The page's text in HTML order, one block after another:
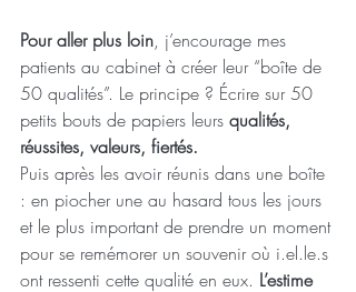
Pour aller plus loin, j’encourage mes
patients au cabinet à créer leur “boîte de
50 qualités”. Le principe ? Écrire sur 50
petits bouts de papiers leurs qualités,
réussites, valeurs, fiertés.
Puis après les avoir réunis dans une boîte
: en piocher une au hasard tous les jours
et le plus important de prendre un moment
pour se remémorer un souvenir où i.el.le.s
ont ressenti cette qualité en eux. L’estime